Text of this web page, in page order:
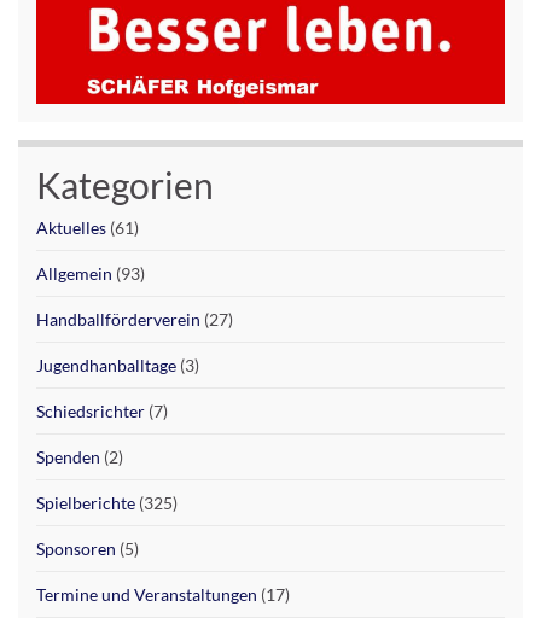
Kategorien
Aktuelles (61)
Allgemein (93)
Handballförderverein (27)
Jugendhanballtage (3)
Schiedsrichter (7)
Spenden (2)
Spielberichte (325)
Sponsoren (5)
Termine und Veranstaltungen (17)